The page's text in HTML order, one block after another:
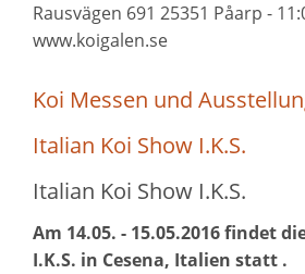
Rausvägen 691 25351 Påarp -
www.koigalen.se
Koi Messen und
Italian Koi Show I.K.S.
Italian Koi Show I.K.S.
Am 14.05. - 15.05.2016 findet
I.K.S. in Cesena, Italien statt .